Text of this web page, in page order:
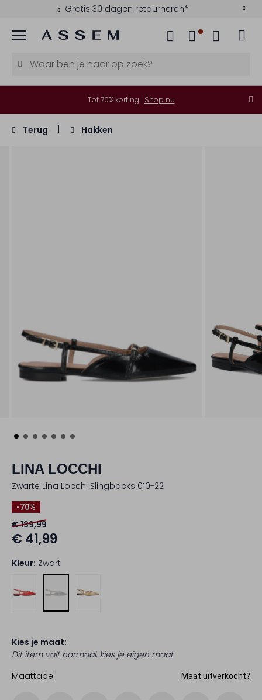
Gratis 30 dagen retourneren*
Menu
Tot 70% korting | Shop nu
Terug Hakken
LINA LOCCHI
Zwarte Lina Locchi Slingbacks 010-22
-70%
€ 139,99
€ 41,99
Kleur: Zwart
Kies je maat:
Dit item valt normaal, kies je eigen maat
Maattabel
Maat uitverkocht?